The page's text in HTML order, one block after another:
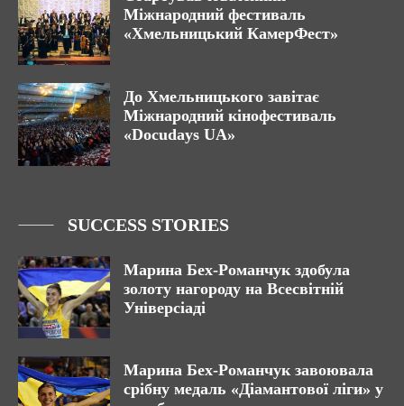
Міжнародний фестиваль
«Хмельницький КамерФест»
До Хмельницького завітає
Міжнародний кінофестиваль
«Docudays UA»
SUCCESS STORIES
Марина Бех-Романчук здобула
золоту нагороду на Всесвітній
Універсіаді
Марина Бех-Романчук завоювала
срібну медаль «Діамантової ліги» у